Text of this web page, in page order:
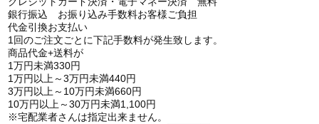
銀行振込 お振り込み手数料お客様ご負担
代金引換お支払い
1回のご注文ごとに下記手数料が発生致します。
商品代金+送料が
1万円未満330円
1万円以上～3万円未満440円
3万円以上～10万円未満660円
10万円以上～30万円未満1,100円
※宅配業者さんは指定出来ません。